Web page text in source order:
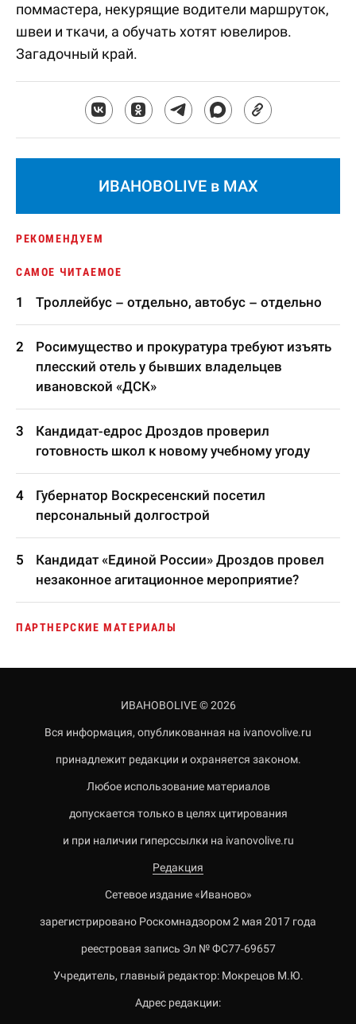
поммастера, некурящие водители маршруток,
швеи и ткачи, а обучать хотят ювелиров.
Загадочный край.
ИВАНОВОLIVE в MAX
РЕКОМЕНДУЕМ
САМОЕ ЧИТАЕМОЕ
Троллейбус – отдельно, автобус – отдельно
Росимущество и прокуратура требуют изъять
плесский отель у бывших владельцев
ивановской «ДСК»
Кандидат-едрос Дроздов проверил
готовность школ к новому учебному угоду
Губернатор Воскресенский посетил
персональный долгострой
Кандидат «Единой России» Дроздов провел
незаконное агитационное мероприятие?
ПАРТНЕРСКИЕ МАТЕРИАЛЫ
ИВАНОВОLIVE © 2026
Вся информация, опубликованная на ivanovolive.ru
принадлежит редакции и охраняется законом.
Любое использование материалов
допускается только в целях цитирования
и при наличии гиперссылки на ivanovolive.ru
Редакция
Сетевое издание «Иваново»
зарегистрировано Роскомнадзором 2 мая 2017 года
реестровая запись Эл № ФС77-69657
Учредитель, главный редактор: Мокрецов М.Ю.
Адрес редакции: